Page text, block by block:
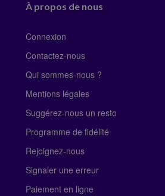
À propos de nous
Connexion
Contactez-nous
Qui sommes-nous ?
Mentions légales
Suggérez-nous un resto
Programme de fidélité
Rejoignez-nous
Signaler une erreur
Paiement en ligne